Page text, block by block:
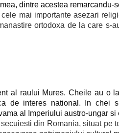
dintre acestea
mai importante asezari
ortodoxa de la care s-
al raului Mures. Cheile au o
de interes national. In
al Imperiului austro-ungar
din Romania, situat